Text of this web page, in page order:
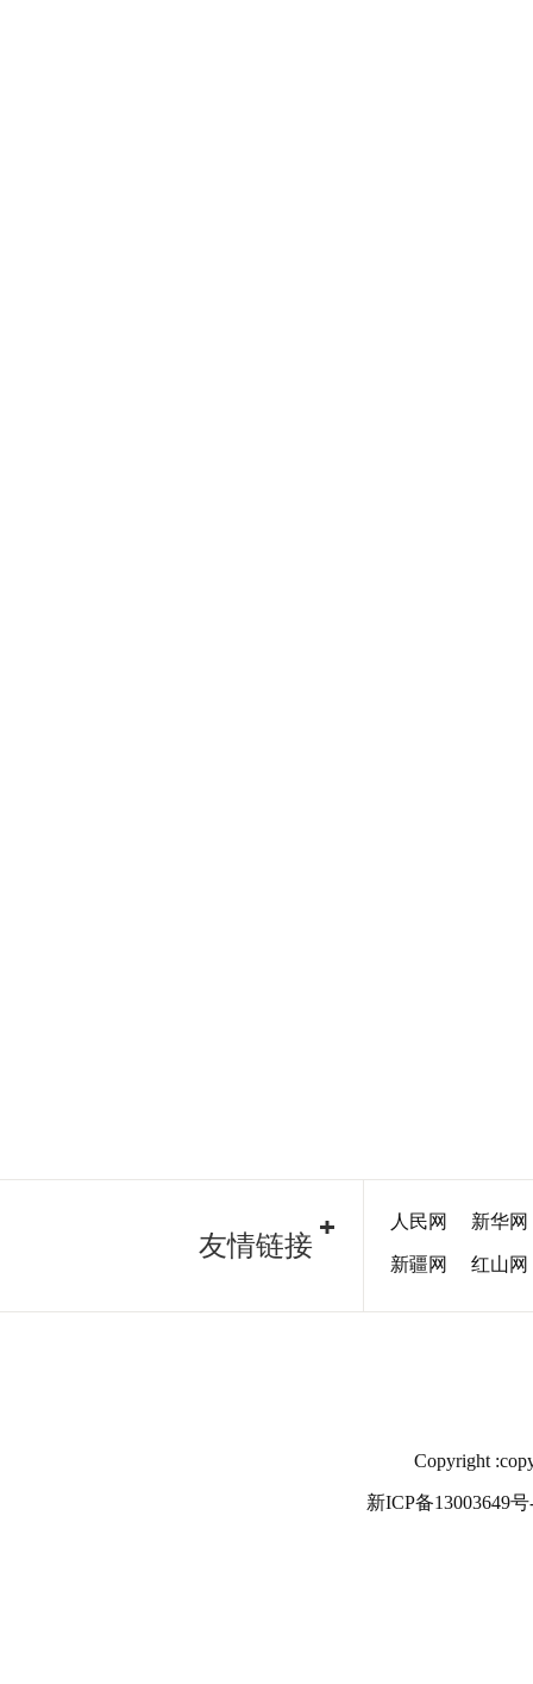
友情链接
人民网 新华网
新疆网 红山网
Copyright
新ICP备13003649号